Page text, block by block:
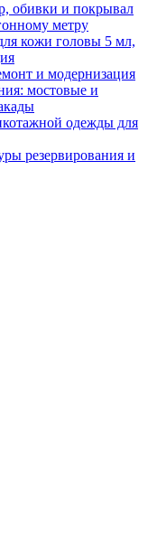
обивки и покрывал
метру
кожи головы 5 мл,
и модернизация
мостовые и
одежды для
резервирования и